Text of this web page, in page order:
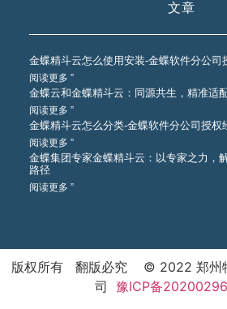
文章
金蝶精斗云怎么使用安装-金蝶软件分公司
阅读更多 ”
金蝶云和金蝶精斗云：同源共生，精准适
阅读更多 ”
金蝶精斗云怎么分类-金蝶软件分公司授权
阅读更多 ”
金蝶集团专家金蝶精斗云：以专家之力，
路径
阅读更多 ”
版权所有 翻版必究 © 2022 郑州
司 豫ICP备